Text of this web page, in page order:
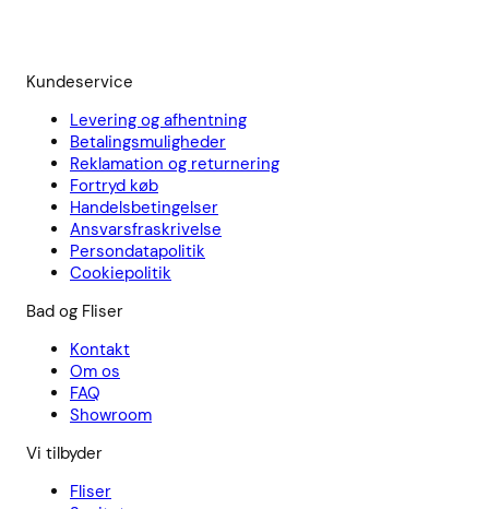
Kundeservice
Levering og afhentning
Betalingsmuligheder
Reklamation og returnering
Fortryd køb
Handelsbetingelser
Ansvarsfraskrivelse
Persondatapolitik
Cookiepolitik
Bad og Fliser
Kontakt
Om os
FAQ
Showroom
Vi tilbyder
Fliser